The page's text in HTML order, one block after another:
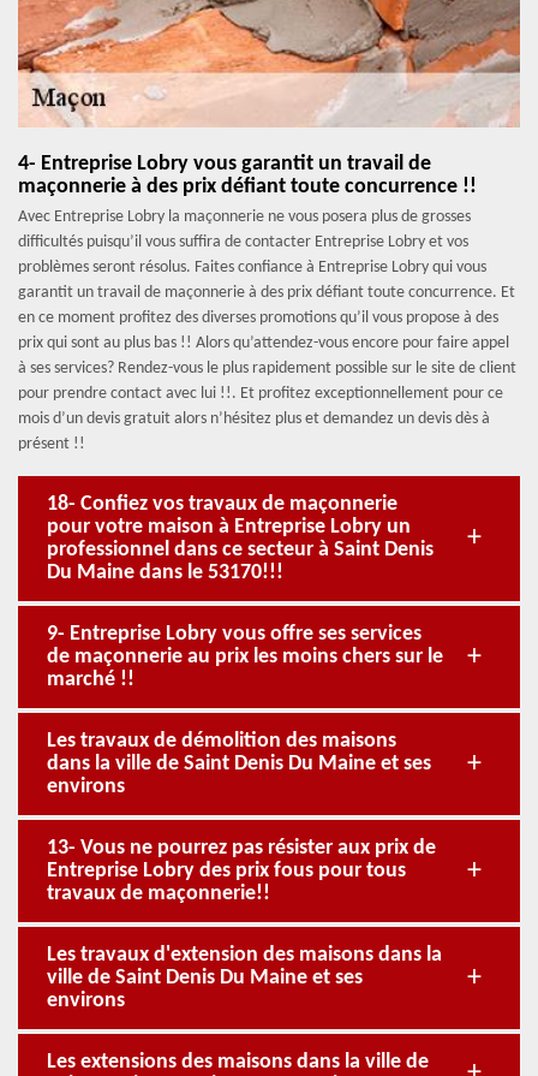
4- Entreprise Lobry vous garantit un travail de
maçonnerie à des prix défiant toute concurrence !!
Avec Entreprise Lobry la maçonnerie ne vous posera plus de grosses
difficultés puisqu’il vous suffira de contacter Entreprise Lobry et vos
problèmes seront résolus. Faites confiance à Entreprise Lobry qui vous
garantit un travail de maçonnerie à des prix défiant toute concurrence. Et
en ce moment profitez des diverses promotions qu’il vous propose à des
prix qui sont au plus bas !! Alors qu’attendez-vous encore pour faire appel
à ses services? Rendez-vous le plus rapidement possible sur le site de client
pour prendre contact avec lui !!. Et profitez exceptionnellement pour ce
mois d’un devis gratuit alors n’hésitez plus et demandez un devis dès à
présent !!
18- Confiez vos travaux de maçonnerie
pour votre maison à Entreprise Lobry un
professionnel dans ce secteur à Saint Denis
Du Maine dans le 53170!!!
9- Entreprise Lobry vous offre ses services
de maçonnerie au prix les moins chers sur le
marché !!
Les travaux de démolition des maisons
dans la ville de Saint Denis Du Maine et ses
environs
13- Vous ne pourrez pas résister aux prix de
Entreprise Lobry des prix fous pour tous
travaux de maçonnerie!!
Les travaux d'extension des maisons dans la
ville de Saint Denis Du Maine et ses
environs
Les extensions des maisons dans la ville de